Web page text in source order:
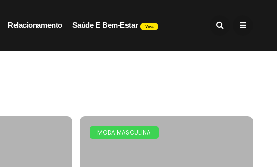
Relacionamento Saúde E Bem-Estar Viva
MODA MASCULINA